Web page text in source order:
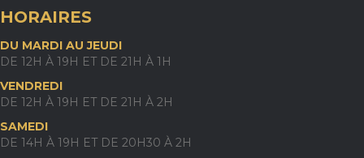
HORAIRES
DU MARDI AU JEUDI
DE 12H À 19H ET DE 21H À 1H
VENDREDI
DE 12H À 19H ET DE 21H À 2H
SAMEDI
DE 14H À 19H ET DE 20H30 À 2H